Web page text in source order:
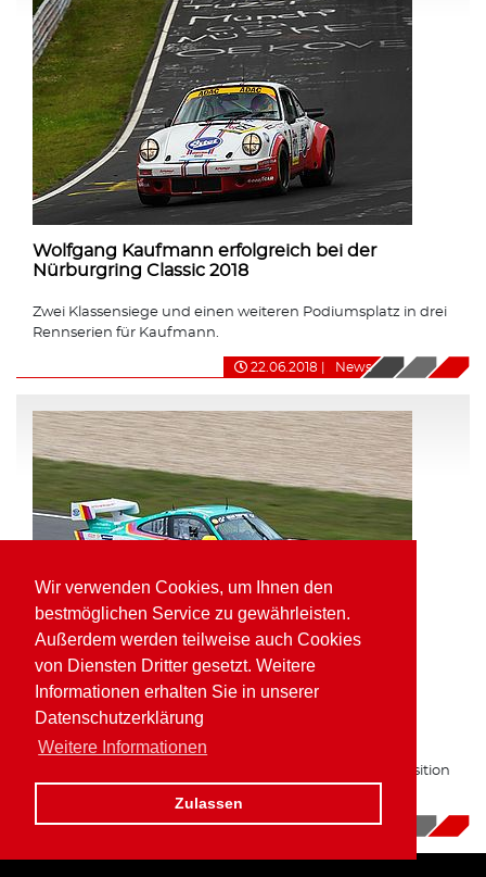
Wir verwenden Cookies, um Ihnen den
bestmöglichen Service zu gewährleisten.
Außerdem werden teilweise auch Cookies
von Diensten Dritter gesetzt. Weitere
Informationen erhalten Sie in unserer
Datenschutzerklärung
Weitere Informationen
Zulassen
Wolfgang Kaufmann erfolgreich bei der
Nürburgring Classic 2018
Zwei Klassensiege und einen weiteren Podiumsplatz in drei
Rennserien für Kaufmann.
22.06.2018 News
Pole Position und schnellste Runde für
Kaufmann in der VLN
Zum zweiten Mal in Folge auf bester Gruppe H Startposition
16.10.2017| News